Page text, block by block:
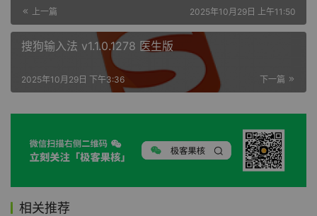
上一篇 2025年10月29日 上午11:50
搜狗输入法 v1.1.0.1278 医生版
下一篇
2025年10月29日 下午3:36
相关推荐